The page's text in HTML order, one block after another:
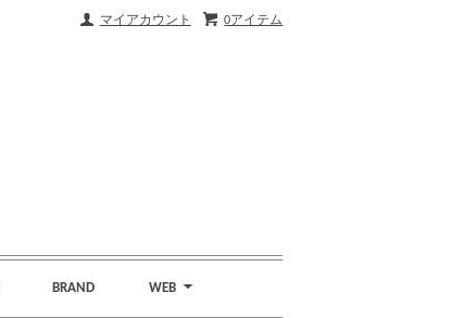
0アイテム
マイアカウント
BRAND WEB